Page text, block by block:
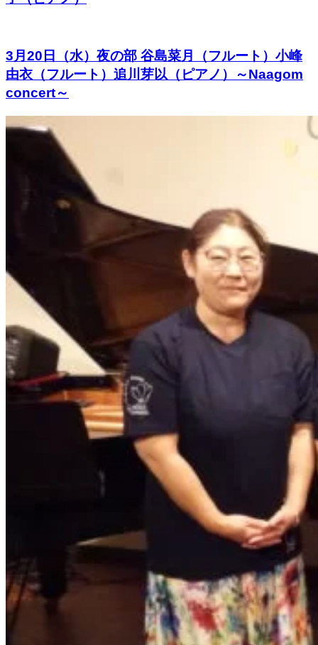
3月20日（水）夜の部 谷島菜月（フルート）小峰
由衣（フルート）追川芽以（ピアノ）～Naagom
concert～